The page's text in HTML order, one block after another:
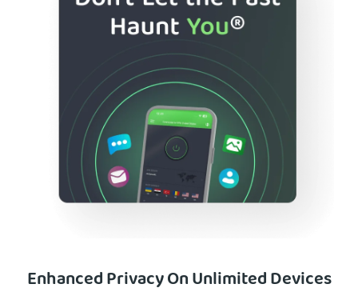
Enhanced Privacy On Unlimited Devices